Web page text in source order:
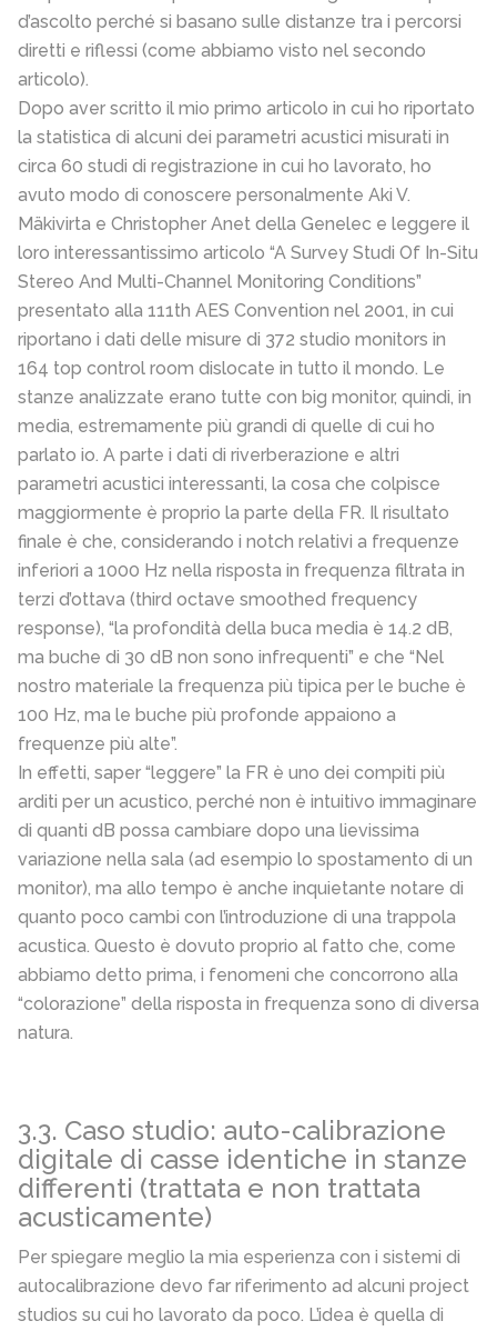
d’ascolto perché si basano sulle distanze tra i percorsi
diretti e riflessi (come abbiamo visto nel secondo
articolo).
Dopo aver scritto il mio primo articolo in cui ho riportato
la statistica di alcuni dei parametri acustici misurati in
circa 60 studi di registrazione in cui ho lavorato, ho
avuto modo di conoscere personalmente Aki V.
Mäkivirta e Christopher Anet della Genelec e leggere il
loro interessantissimo articolo “A Survey Studi Of In-Situ
Stereo And Multi-Channel Monitoring Conditions”
presentato alla 111th AES Convention nel 2001, in cui
riportano i dati delle misure di 372 studio monitors in
164 top control room dislocate in tutto il mondo. Le
stanze analizzate erano tutte con big monitor, quindi, in
media, estremamente più grandi di quelle di cui ho
parlato io. A parte i dati di riverberazione e altri
parametri acustici interessanti, la cosa che colpisce
maggiormente è proprio la parte della FR. Il risultato
finale è che, considerando i notch relativi a frequenze
inferiori a 1000 Hz nella risposta in frequenza filtrata in
terzi d’ottava (third octave smoothed frequency
response), “la profondità della buca media è 14.2 dB,
ma buche di 30 dB non sono infrequenti” e che “Nel
nostro materiale la frequenza più tipica per le buche è
100 Hz, ma le buche più profonde appaiono a
frequenze più alte”.
In effetti, saper “leggere” la FR è uno dei compiti più
arditi per un acustico, perché non è intuitivo immaginare
di quanti dB possa cambiare dopo una lievissima
variazione nella sala (ad esempio lo spostamento di un
monitor), ma allo tempo è anche inquietante notare di
quanto poco cambi con l’introduzione di una trappola
acustica. Questo è dovuto proprio al fatto che, come
abbiamo detto prima, i fenomeni che concorrono alla
“colorazione” della risposta in frequenza sono di diversa
natura.
3.3. Caso studio: auto-calibrazione
digitale di casse identiche in stanze
differenti (trattata e non trattata
acusticamente)
Per spiegare meglio la mia esperienza con i sistemi di
autocalibrazione devo far riferimento ad alcuni project
studios su cui ho lavorato da poco. L’idea è quella di